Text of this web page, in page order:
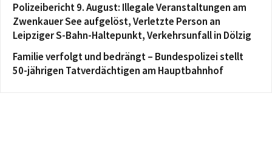
Polizeibericht 9. August: Illegale Veranstaltungen am
Zwenkauer See aufgelöst, Verletzte Person an
Leipziger S-Bahn-Haltepunkt, Verkehrsunfall in Dölzig
Familie verfolgt und bedrängt – Bundespolizei stellt
50-jährigen Tatverdächtigen am Hauptbahnhof